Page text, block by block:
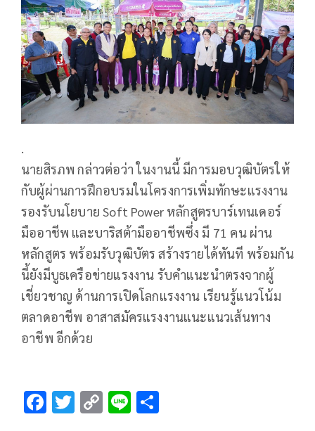
นายสิรภพ กล่าวต่อว่า ในงานนี้ มีการมอบวุฒิบัตรให้
กับผู้ผ่านการฝึกอบรมในโครงการเพิ่มทักษะแรงงาน
รองรับนโยบาย Soft Power หลักสูตรบาร์เทนเดอร์
มืออาชีพ และบาริสต้ามืออาชีพซึ่ง มี 71 คน ผ่าน
หลักสูตร พร้อมรับวุฒิบัตร สร้างรายได้ทันที พร้อมกัน
นี้ยังมีบูธเครือข่ายแรงงาน รับคำแนะนำตรงจากผู้
เชี่ยวชาญ ด้านการเปิดโลกแรงงาน เรียนรู้แนวโน้ม
ตลาดอาชีพ อาสาสมัครแรงงานแนะแนวเส้นทาง
อาชีพ อีกด้วย
F T C Li